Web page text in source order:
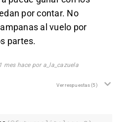
por contar. No
al vuelo por
partes.
mes hace por a_la_cazuela
Ver respuestas(5)